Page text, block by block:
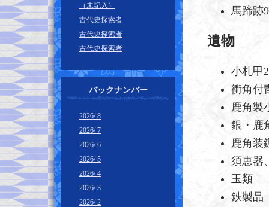
（未記入）
古代史探索者
古代史探索者
古代史探索者
バックナンバー
2026/ 8
2026/ 7
2026/ 6
2026/ 5
2026/ 4
2026/ 3
2026/ 2
馬蹄跡
遺物
小札甲2
衝角付
鹿角製
銀・鹿
鹿角装
須恵器
玉類
鉄製品